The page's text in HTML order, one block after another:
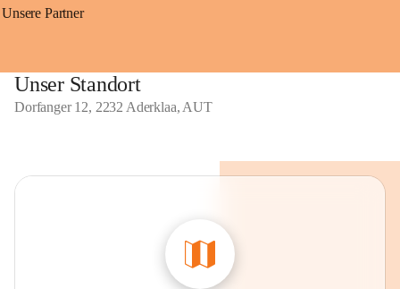
Unsere Partner
Unser Standort
Dorfanger 12, 2232 Aderklaa, AUT